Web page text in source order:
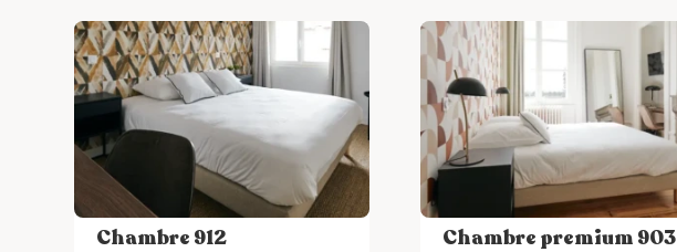
Chambre 912 Chambre premium 903